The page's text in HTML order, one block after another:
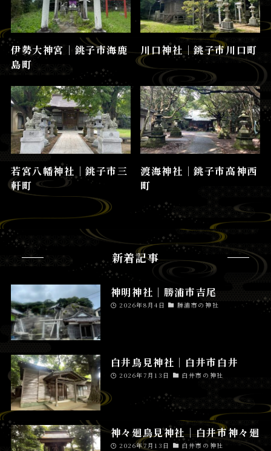
伊勢大神宮│銚子市海鹿
島町
川口神社│銚子市川口町
若宮八幡神社│銚子市三
軒町
渡海神社│銚子市高神西
町
新着記事
神明神社│勝浦市吉尾
2026年8月4日 勝浦市の神社
白井鳥見神社│白井市白井
2026年7月13日 白井市の神社
神々廻鳥見神社│白井市神々廻
2026年7月13日 白井市の神社